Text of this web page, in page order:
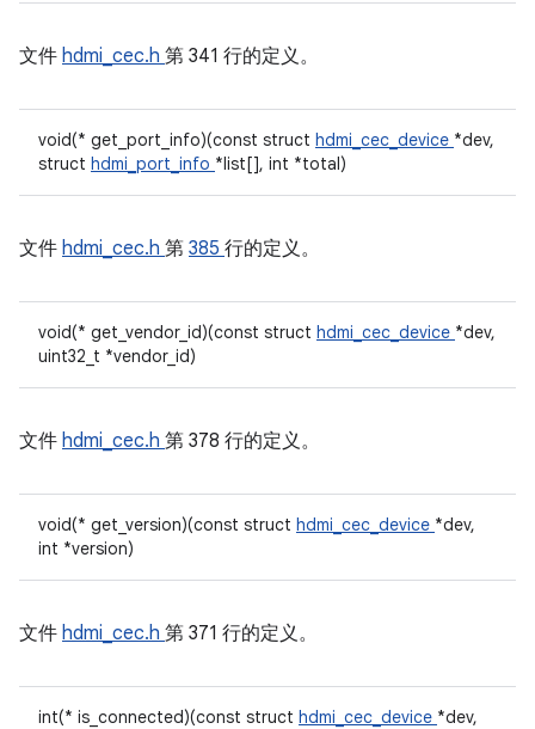
文件 hdmi_cec.h 第 341 行的定义。
void(* get_port_info)(const struct hdmi_cec_device *dev,
struct hdmi_port_info *list[], int *total)
文件 hdmi_cec.h 第 385 行的定义。
void(* get_vendor_id)(const struct hdmi_cec_device *dev,
uint32_t *vendor_id)
文件 hdmi_cec.h 第 378 行的定义。
void(* get_version)(const struct hdmi_cec_device *dev,
int *version)
文件 hdmi_cec.h 第 371 行的定义。
int(* is_connected)(const struct hdmi_cec_device *dev,